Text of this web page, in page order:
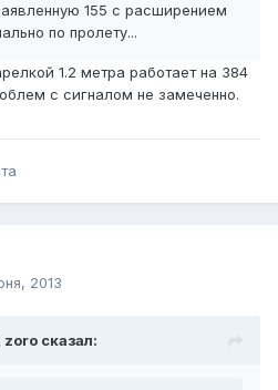
155 с расширением
по пролету...
1.2 метра работает на 384
с сигналом не замеченно.
2013
сказал: